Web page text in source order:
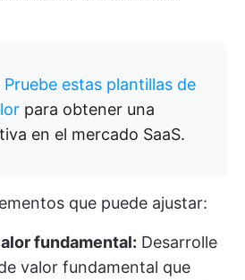
Pruebe estas plantillas de
para obtener una
en el mercado SaaS.
que puede ajustar:
fundamental: Desarrolle
valor fundamental que